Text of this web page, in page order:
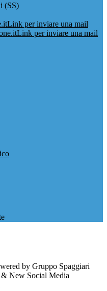
(SS)
Link per inviare una mail
Link per inviare una mail
by Gruppo Spaggiari
New Social Media